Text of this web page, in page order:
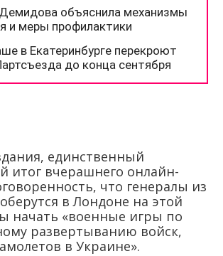
единственный
итог вчерашнего онлайн-
что генералы из
в Лондоне на этой
начать «военные игры по
развертыванию войск,
в Украине».